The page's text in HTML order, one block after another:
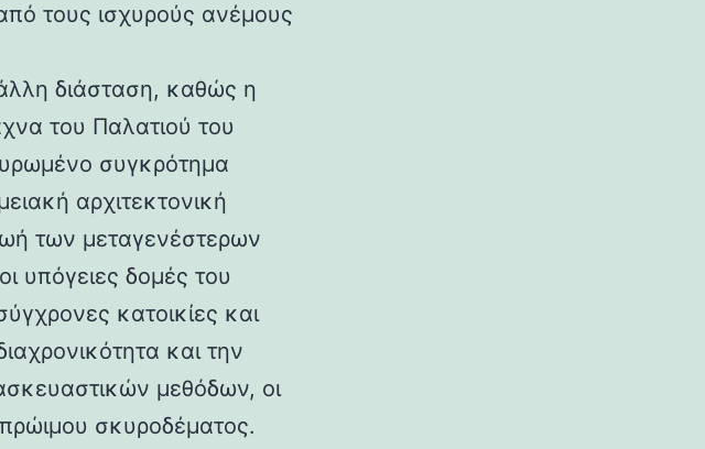
τους ισχυρούς ανέμους
διάσταση, καθώς η
του Παλατιού του
συγκρότημα
αρχιτεκτονική
των μεταγενέστερων
υπόγειες δομές του
κατοικίες και
και την
μεθόδων, οι
σκυροδέματος.